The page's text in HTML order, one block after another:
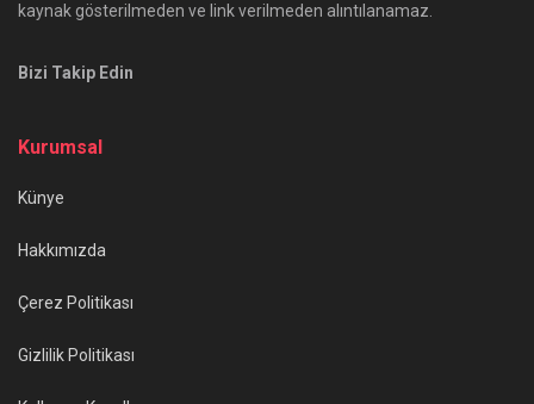
kaynak gösterilmeden ve link verilmeden alıntılanamaz.
Bizi Takip Edin
Kurumsal
Künye
Hakkımızda
Çerez Politikası
Gizlilik Politikası